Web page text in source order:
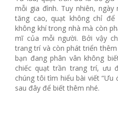
mỗi gia đình. Tuy nhiên,
tăng cao, quạt không chỉ
không khí trong nhà mà còn
mĩ của mỗi người. Bởi vậy
trang trí và còn phát triển
bạn đang phân vân không
chiếc quạt trần trang trí, ưu
chúng tôi tìm hiểu bài viết
sau đây để biết thêm nhé.